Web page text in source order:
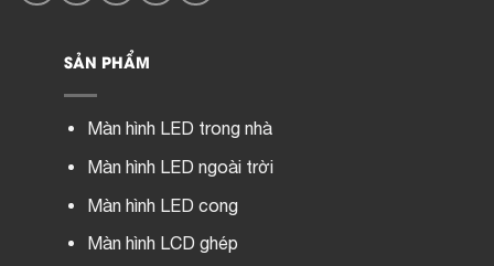
SẢN PHẨM
Màn hình LED trong nhà
Màn hình LED ngoài trời
Màn hình LED cong
Màn hình LCD ghép